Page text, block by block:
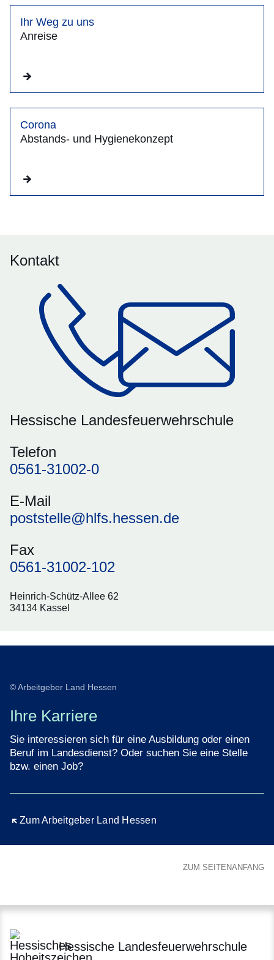
Ihr Weg zu uns
Anreise
Corona
Abstands- und Hygienekonzept
Kontakt
Hessische Landesfeuerwehrschule
Telefon
0561-31002-0
E-Mail
poststelle@hlfs.hessen.de
Fax
0561-31002-102
Heinrich-Schütz-Allee 62
34134 Kassel
© Arbeitgeber Land Hessen
Ihre Karriere
Sie interessieren sich für eine Ausbildung oder einen
Beruf im Landesdienst? Oder suchen Sie eine Stelle
bzw. einen Job?
Zum Arbeitgeber Land Hessen
Öffnet sich in einem neuen Fenster
ZUM SEITENANFANG
Hessische Landesfeuerwehrschule